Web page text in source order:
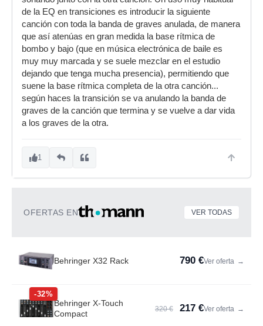
de la EQ en transiciones es introducir la siguiente
canción con toda la banda de graves anulada, de manera
que así atenúas en gran medida la base rítmica de
bombo y bajo (que en música electrónica de baile es
muy muy marcada y se suele mezclar en el estudio
dejando que tenga mucha presencia), permitiendo que
suene la base rítmica completa de la otra canción...
según haces la transición se va anulando la banda de
graves de la canción que termina y se vuelve a dar vida
a los graves de la otra.
1
OFERTAS EN VER TODAS
Behringer X32 Rack 790 €Ver oferta →
-32%
Behringer X-Touch
Compact
320 € 217 €Ver oferta →